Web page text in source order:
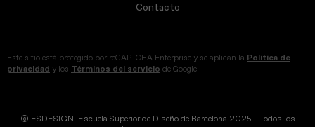
Contacto
Este sitio está protegido por reCAPTCHA Enterprise y se aplican la Política de
privacidad y los Términos del servicio de Google.
© ESDESIGN. Escuela Superior de Diseño de Barcelona 2025 - Todos los